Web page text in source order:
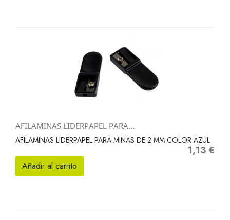
AFILAMINAS LIDERPAPEL PARA...
AFILAMINAS LIDERPAPEL PARA MINAS DE 2 MM COLOR AZUL
Precio
1,13 €
Añadir al carrito